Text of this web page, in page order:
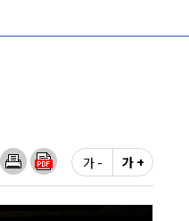
가 - 가 +